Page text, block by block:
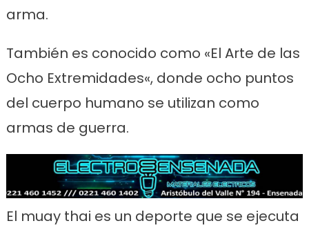
arma.
También es conocido como «El Arte de las
Ocho Extremidades«, donde ocho puntos
del cuerpo humano se utilizan como
armas de guerra.
El muay thai es un deporte que se ejecuta